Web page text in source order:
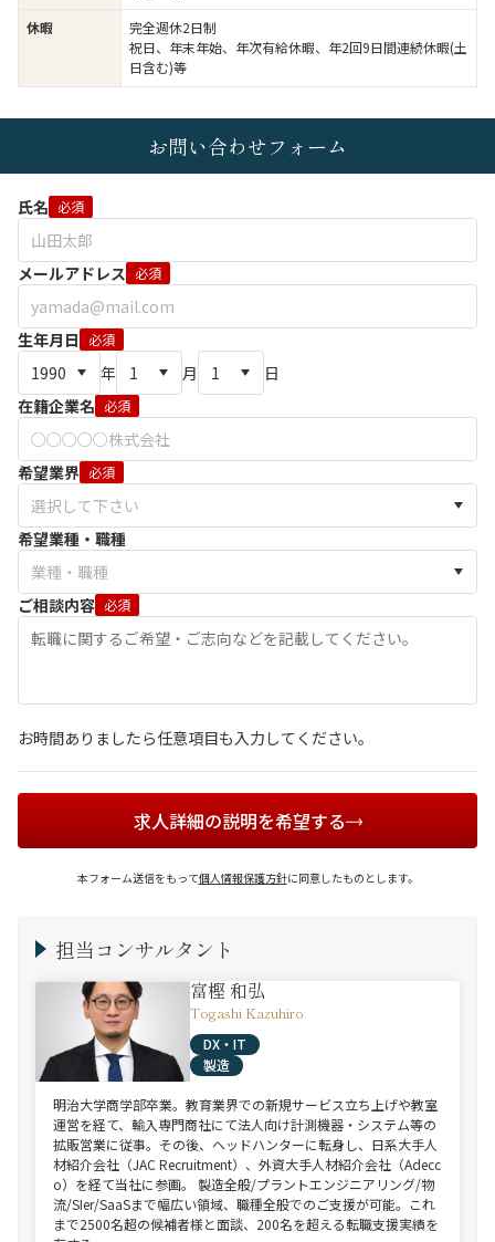
休暇
完全週休2日制
祝日、年末年始、年次有給休暇、年2回9日間連続休暇(土
日含む)等
お問い合わせフォーム
氏名 必須
メールアドレス 必須
生年月日 必須
年 月
日
在籍企業名 必須
希望業界 必須
希望業種・職種
ご相談内容 必須
お時間ありましたら任意項目も入力してください。
求人詳細の説明を希望する
本フォーム送信をもって個人情報保護方針に同意したものとします。
担当コンサルタント
富樫 和弘
Togashi Kazuhiro
DX・IT
製造
明治大学商学部卒業。教育業界での新規サービス立ち上げや教室
運営を経て、輸入専門商社にて法人向け計測機器・システム等の
拡販営業に従事。その後、ヘッドハンターに転身し、日系大手人
材紹介会社（JAC Recruitment）、外資大手人材紹介会社（Adecc
o）を経て当社に参画。 製造全般/プラントエンジニアリング/物
流/SIer/SaaSまで幅広い領域、職種全般でのご支援が可能。これ
まで2500名超の候補者様と面談、200名を超える転職支援実績を